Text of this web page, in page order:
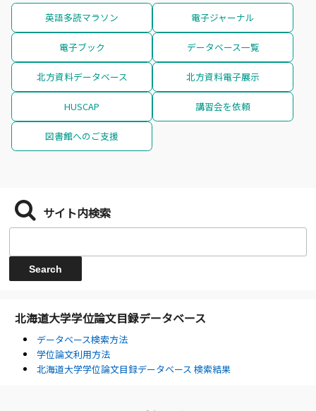
英語多読マラソン 電子ジャーナル
電子ブック データベース一覧
北方資料データベース 北方資料電子展示
HUSCAP 講習会を依頼
図書館へのご支援
サイト内検索
北海道大学学位論文目録データベース
データベース検索方法
学位論文利用方法
北海道大学学位論文目録データベース 検索結果